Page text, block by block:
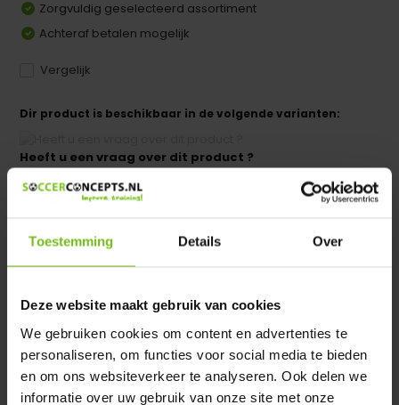
Toestemming Details Over
Deze website maakt gebruik van cookies
We gebruiken cookies om content en advertenties te
personaliseren, om functies voor social media te bieden
en om ons websiteverkeer te analyseren. Ook delen we
informatie over uw gebruik van onze site met onze
Zorgvuldig geselecteerd assortiment
Achteraf betalen mogelijk
Vergelijk
Dir product is beschikbaar in de volgende varianten:
Heeft u een vraag over dit product ?
We helpen u graag met meer informatie
Productomschrijving
Specificaties
Reviews